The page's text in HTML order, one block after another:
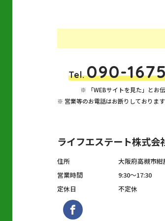
Tel.090-
「WEBサイトを見た」とお
営業等のお電話はお断りしておりま
ライフエステート株式会
住所
大阪府高槻市
営業時間
9:30～17:30
定休日
不定休